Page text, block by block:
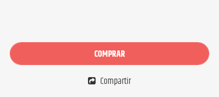
COMPRAR
Compartir